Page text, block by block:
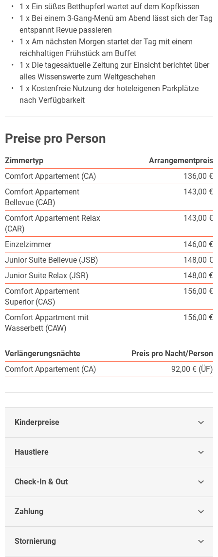
1 x Ein süßes Betthupferl wartet auf dem Kopfkissen
1 x Bei einem 3-Gang-Menü am Abend lässt sich der Tag
entspannt Revue passieren
1 x Am nächsten Morgen startet der Tag mit einem
reichhaltigen Frühstück am Buffet
1 x Die tagesaktuelle Zeitung zur Einsicht berichtet über
alles Wissenswerte zum Weltgeschehen
1 x Kostenfreie Nutzung der hoteleigenen Parkplätze
nach Verfügbarkeit
Preise pro Person
Zimmertyp
Arrangementpreis
Comfort Appartement (CA)
136,00 €
Comfort Appartement
Bellevue (CAB)
143,00 €
Comfort Appartement Relax
(CAR)
143,00 €
Einzelzimmer
146,00 €
Junior Suite Bellevue (JSB)
148,00 €
Junior Suite Relax (JSR)
148,00 €
Comfort Appartement
Superior (CAS)
156,00 €
Comfort Appartment mit
Wasserbett (CAW)
156,00 €
Verlängerungsnächte
Preis pro Nacht/Person
Comfort Appartement (CA)
92,00 € (ÜF)
Kinderpreise
Haustiere
Check-In & Out
Zahlung
Stornierung